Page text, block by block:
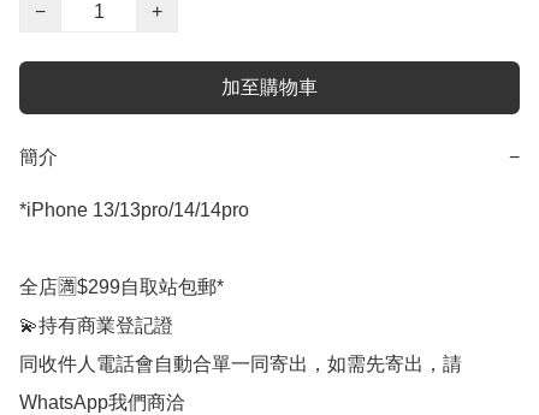
−
+
加至購物車
簡介 −
*iPhone 13/13pro/14/14pro
全店🈵$299自取站包郵*
💫持有商業登記證
同收件人電話會自動合單一同寄出，如需先寄出，請
WhatsApp我們商洽